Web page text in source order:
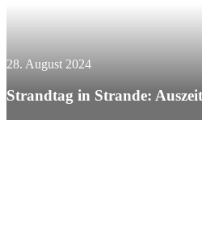
28. August 2024
Strandtag in Strande: